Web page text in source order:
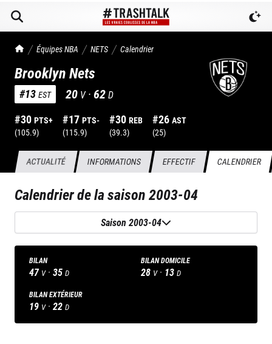
TrashTalk Actu NBA
Équipes NBA NETS Calendrier
Brooklyn Nets
#13 EST 20 V ·62D
#30 PTS+
(105.9)
#17 PTS-
(115.9)
#30 REB
(39.3)
#26 AST
(25)
ACTUALITÉ INFORMATIONS EFFECTIF CALENDRIER
Calendrier de la saison2003-04
Saison 2003-04
BILAN
47 V · 35 D
BILAN DOMICILE
28 V · 13 D
BILAN EXTÉRIEUR
19 V · 22 D